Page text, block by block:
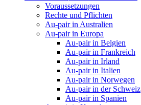
Voraussetzungen
Rechte und Pflichten
Au-pair in Australien
Au-pair in Europa
Au-pair in Belgien
Au-pair in Frankreich
Au-pair in Irland
Au-pair in Italien
Au-pair in Norwegen
Au-pair in der Schweiz
Au-pair in Spanien